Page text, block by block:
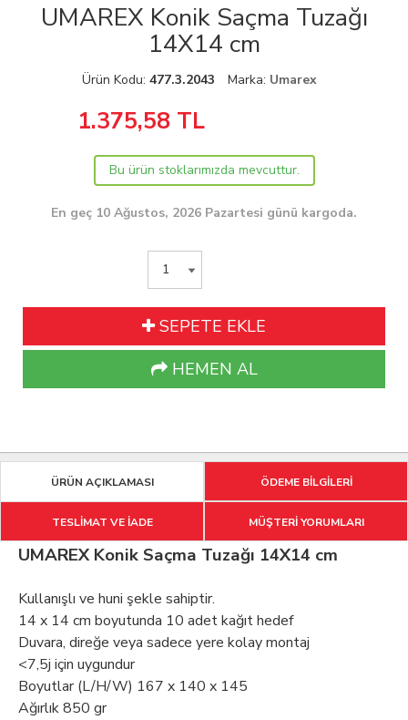
UMAREX Konik Saçma Tuzağı
14X14 cm
Ürün Kodu: 477.3.2043 Marka: Umarex
1.375,58TL
Bu ürün stoklarımızda mevcuttur.
En geç 10 Ağustos, 2026 Pazartesi günü kargoda.
SEPETE EKLE
HEMEN AL
ÜRÜN AÇIKLAMASI ÖDEME BİLGİLERİ
TESLİMAT VE İADE MÜŞTERİ YORUMLARI
UMAREX Konik Saçma Tuzağı 14X14 cm
Kullanışlı ve huni şekle sahiptir.
14 x 14 cm boyutunda 10 adet kağıt hedef
Duvara, direğe veya sadece yere kolay montaj
<7,5j için uygundur
Boyutlar (L/H/W) 167 x 140 x 145
Ağırlık 850 gr